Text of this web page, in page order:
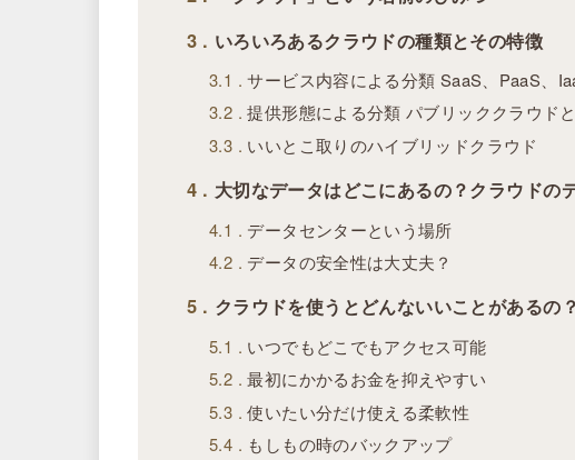
3
いろいろあるクラウドの種類とその特徴
3.1
サービス内容による分類 SaaS、PaaS、
3.2
提供形態による分類 パブリッククラウド
3.3
いいとこ取りのハイブリッドクラウド
4 大切なデータはどこにあるの？クラウドの
4.1
データセンターという場所
4.2
データの安全性は大丈夫？
5 クラウドを使うとどんないいことがあるの
5.1
いつでもどこでもアクセス可能
5.2
最初にかかるお金を抑えやすい
5.3
使いたい分だけ使える柔軟性
5.4
もしもの時のバックアップ